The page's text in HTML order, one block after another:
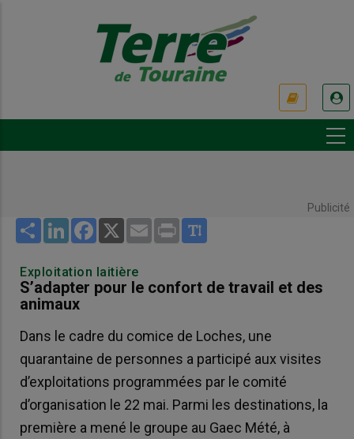
Publicité
Share LinkedInFacebook
X Email Print
Exploitation laitière
S’adapter pour le confort de travail et des
animaux
Dans le cadre du comice de Loches, une
quarantaine de personnes a participé aux visites
d’exploitations programmées par le comité
d’organisation le 22 mai. Parmi les destinations, la
première a mené le groupe au Gaec Mété, à